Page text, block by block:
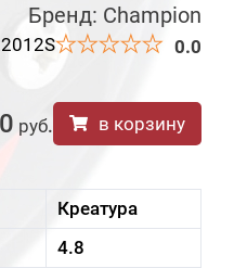
Бренд: Champion
0.0
руб. в корзину
Креатура
4.8